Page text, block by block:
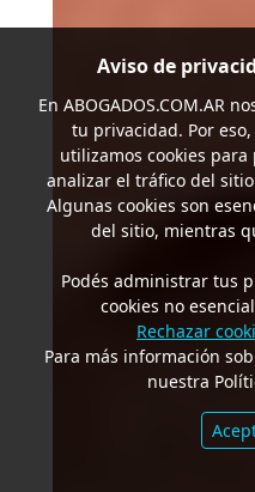
Aviso de
En ABOGADOS.COM.AR
tu privacidad. Por
utilizamos cookies
analizar el tráfico del
Algunas cookies son
del sitio, mientras
Podés administrar tus
cookies no
Rechazar
Para más información
nuestra